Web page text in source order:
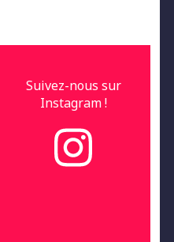
Suivez-nous sur
Instagram !